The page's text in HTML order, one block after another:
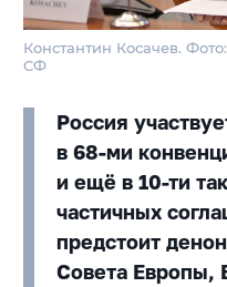
Константин Косачев.
СФ
Россия
в 68-ми
и ещё в 10-ти
частичных
предстоит
Совета Европы,